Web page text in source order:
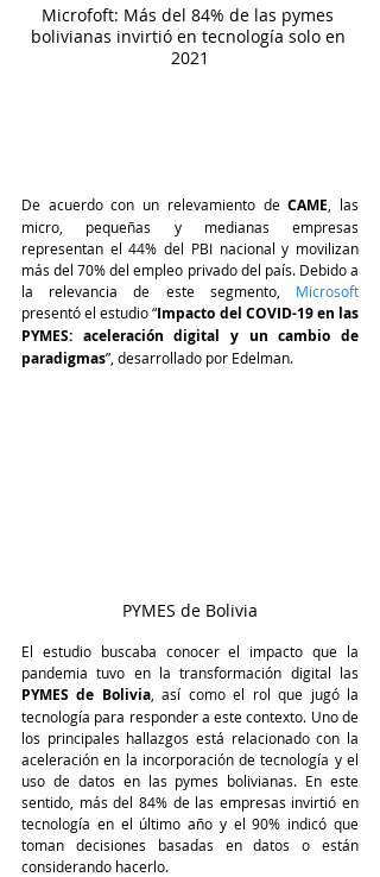
Microfoft: Más del 84% de las pymes
bolivianas invirtió en tecnología solo en
2021
De acuerdo con un relevamiento de CAME , las
micro, pequeñas y medianas empresas
representan el 44% del PBI nacional y movilizan
más del 70% del empleo privado del país. Debido a
la relevancia de este segmento,
Microsoft
presentó el estudio “Impacto del COVID-19 en las
PYMES: aceleración digital y un cambio de
paradigmas”, desarrollado por Edelman.
PYMES de Bolivia
El estudio buscaba conocer el impacto que la
PYMES de Bolivia, así como el rol que jugó la
tecnología para responder a este contexto. Uno de
los principales hallazgos está relacionado con la
aceleración en la incorporación de tecnología y el
uso de datos en las pymes bolivianas. En este
sentido, más del 84% de las empresas invirtió en
tecnología en el último año y el 90% indicó que
toman decisiones basadas en datos o están
considerando hacerlo.